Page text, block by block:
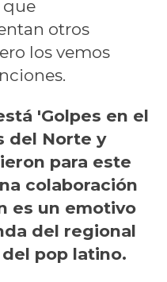
que
otros
los vemos
'Golpes en el
del Norte y
para este
colaboración
es un emotivo
del regional
pop latino.